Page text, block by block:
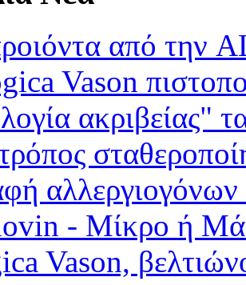
από
Vason
ακριβείας"
αλλεργιογόνων
- Μίκρο ή
Vason,